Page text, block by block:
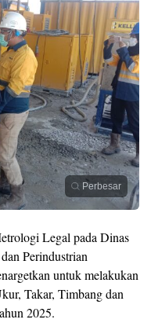
Perbesar
Legal pada Dinas
Perindustrian
untuk melakukan
Takar, Timbang dan
2025.